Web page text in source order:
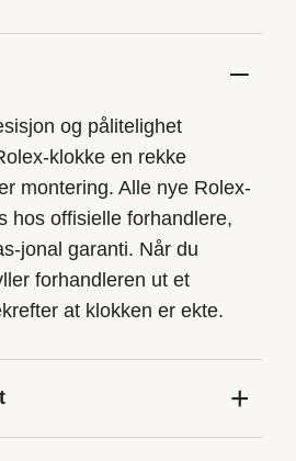
–
og pålitelighet
klokke en rekke
montering. Alle nye Rolex-
hos offisielle forhandlere,
jonal garanti. Når du
forhandleren ut et
at klokken er ekte.
+